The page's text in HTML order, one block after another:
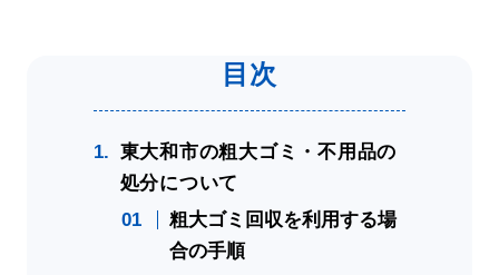
東大和市の粗大ゴミ・不用品の
処分について
粗大ゴミ回収を利用する場
合の手順